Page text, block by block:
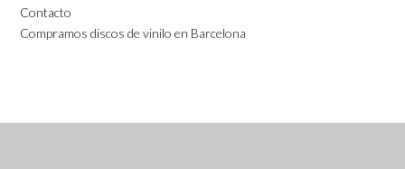
Contacto
Compramos discos de vinilo en Barcelona